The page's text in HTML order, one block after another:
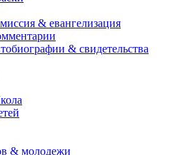
& евангелизация
& свидетельства
& молодежи